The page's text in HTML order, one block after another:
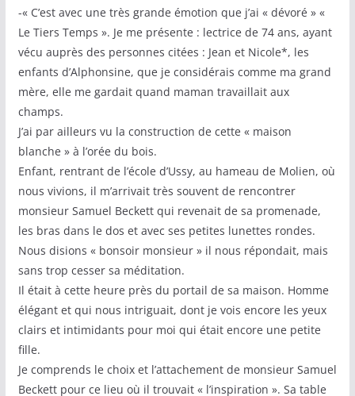
-« C’est avec une très grande émotion que j’ai « dévoré » «
Le Tiers Temps ». Je me présente : lectrice de 74 ans, ayant
vécu auprès des personnes citées : Jean et Nicole*, les
enfants d’Alphonsine, que je considérais comme ma grand
mère, elle me gardait quand maman travaillait aux
champs.
J’ai par ailleurs vu la construction de cette « maison
blanche » à l’orée du bois.
Enfant, rentrant de l’école d’Ussy, au hameau de Molien, où
nous vivions, il m’arrivait très souvent de rencontrer
monsieur Samuel Beckett qui revenait de sa promenade,
les bras dans le dos et avec ses petites lunettes rondes.
Nous disions « bonsoir monsieur » il nous répondait, mais
sans trop cesser sa méditation.
Il était à cette heure près du portail de sa maison. Homme
élégant et qui nous intriguait, dont je vois encore les yeux
clairs et intimidants pour moi qui était encore une petite
fille.
Je comprends le choix et l’attachement de monsieur Samuel
Beckett pour ce lieu où il trouvait « l’inspiration ». Sa table